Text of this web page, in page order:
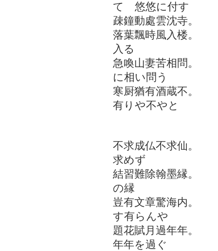
て 悠悠に付す
疎鐘動處雲沈
落葉飄時風入
入る
急喚山妻苦相問
に相い問う
寒厨猶有酒蔵不
有りや不やと
不求成仏不求仙
求めず
結習難除翰墨縁
の縁
豈有文章驚海内
す有らんや
題花賦月過年年
年年を過ぐ